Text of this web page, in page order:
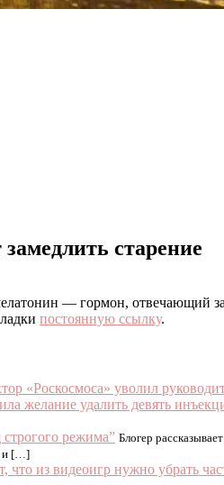
старение
— гормон, отвечающий
постоянную ссылку.
«Роскосмоса» уволил
желание удалить девять
режима” Блогер
и […]
что из видеоигр нужно убрать